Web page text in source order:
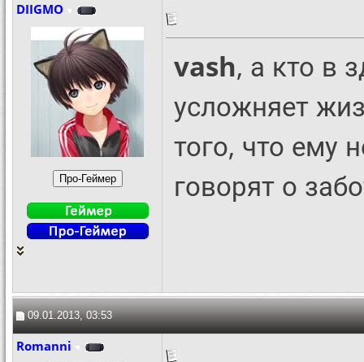
DIIGMO
vash, а кто в
усложняет
того, что ему
говорят о
09.01.2013, 03:53
Romanni